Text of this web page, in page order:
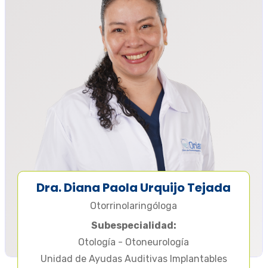
Dra. Diana Paola Urquijo Tejada
Otorrinolaringóloga
Subespecialidad:
Otología - Otoneurología
Unidad de Ayudas Auditivas Implantables